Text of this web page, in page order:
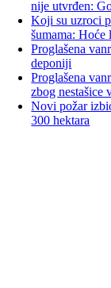
nije utvrđen:
Koji su uzroci
šumama:
Proglašena
deponiji
Proglašena
zbog nestašice
Novi požar
300 hektara